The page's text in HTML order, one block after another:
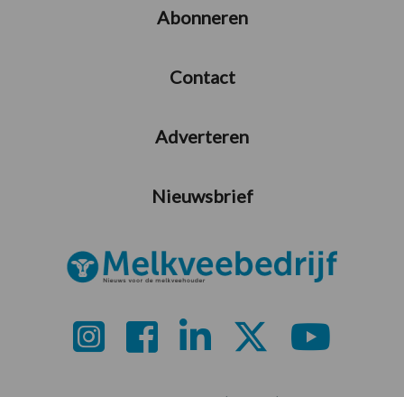
Abonneren
Contact
Adverteren
Nieuwsbrief